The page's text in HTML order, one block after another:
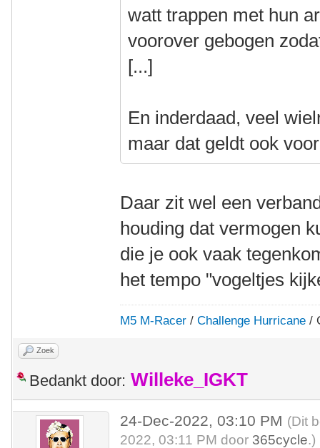
watt trappen met hun
voorover gebogen
[...]
En inderdaad, veel
maar dat geldt ook
Daar zit wel een
houding dat vermogen
die je ook vaak
het tempo "vogeltjes
M5 M-Racer /Challenge Hurricane /
Zoek
Bedankt door: Willeke_IGKT
24-Dec-2022, 03:10 PM (Dit
2022, 03:11 PM door 365cycle.)